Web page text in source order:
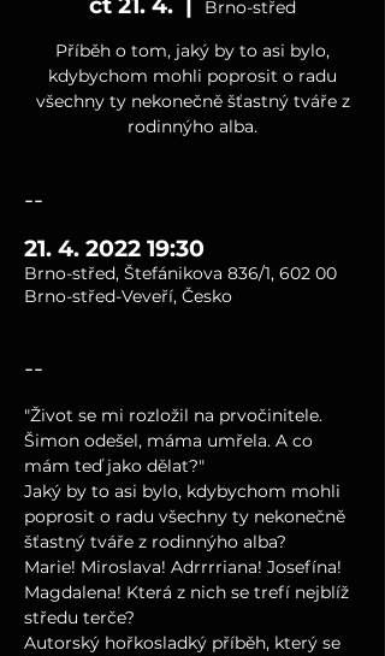
Brno-střed
Příběh o tom, jaký by to asi bylo,
kdybychom mohli poprosit o radu
všechny ty nekonečně šťastný tváře z
rodinnýho alba.
--
21. 4. 2022 19:30
Brno-střed, Štefánikova 836/1, 602 00
Brno-střed-Veveří, Česko
--
"Život se mi rozložil na prvočinitele.
Šimon odešel, máma umřela. A co
mám teď jako dělat?"
Jaký by to asi bylo, kdybychom mohli
poprosit o radu všechny ty nekonečně
šťastný tváře z rodinnýho alba?
Marie! Miroslava! Adrrrriana! Josefína!
Magdalena! Která z nich se trefí nejblíž
středu terče?
Autorský hořkosladký příběh, který se